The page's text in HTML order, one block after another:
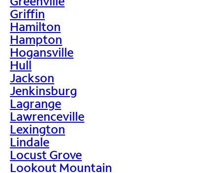
Griffin
Hamilton
Hampton
Hogansville
Hull
Jackson
Jenkinsburg
Lagrange
Lawrenceville
Lexington
Lindale
Locust Grove
Lookout Mountain